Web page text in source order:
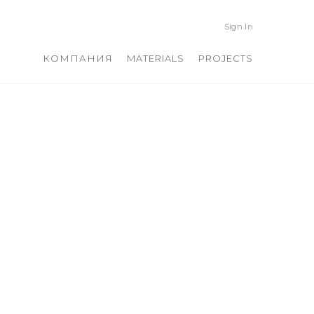
Sign In
КОМПАНИЯ MATERIALS PROJECTS